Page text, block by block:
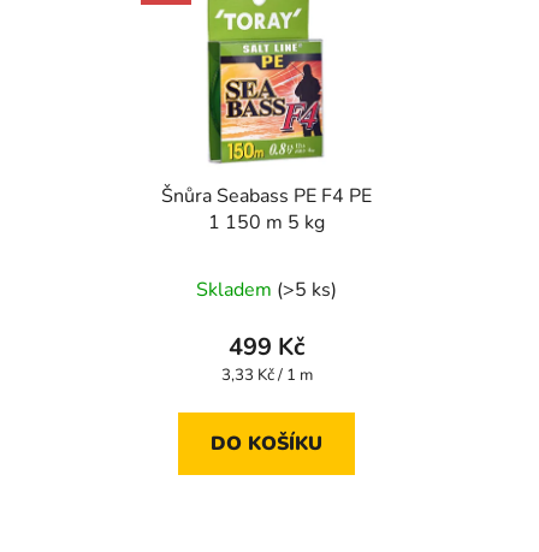
Šnůra Seabass PE F4 PE
1 150 m 5 kg
Skladem (>5 ks)
499 Kč
Měrná
3,33 Kč / 1 m
DO KOŠÍKU